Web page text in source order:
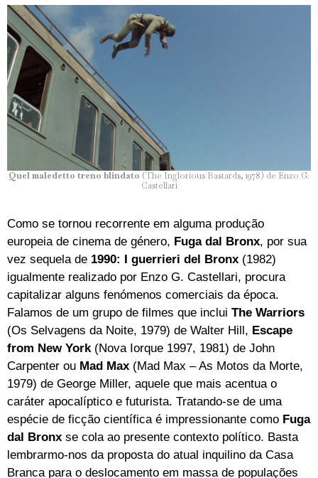
Quel maledetto treno blindato (The Inglorious Bastards, 1978) de Enzo G.
Castellari
Como se tornou recorrente em alguma produção
europeia de cinema de género, Fuga dal Bronx, por sua
vez sequela de 1990: I guerrieri del Bronx (1982)
igualmente realizado por Enzo G. Castellari, procura
capitalizar alguns fenómenos comerciais da época.
Falamos de um grupo de filmes que inclui The Warriors
(Os Selvagens da Noite, 1979) de Walter Hill, Escape
from New York(Nova Iorque 1997, 1981) de John
Carpenter ou Mad Max (Mad Max – As Motos da Morte,
1979) de George Miller, aquele que mais acentua o
caráter apocalíptico e futurista. Tratando-se de uma
espécie de ficção científica é impressionante como Fuga
dal Bronx se cola ao presente contexto político. Basta
lembrarmo-nos da proposta do atual inquilino da Casa
Branca para o deslocamento em massa de populações